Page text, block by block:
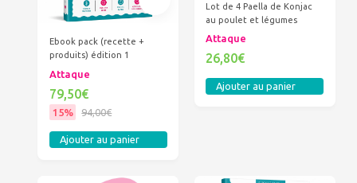
Ebook pack (recette +
produits) édition 1
Attaque
79,50€
15% 94,00€
Ajouter au panier
Lot de 4 Paella de Konjac
au poulet et légumes
Attaque
26,80€
Ajouter au panier